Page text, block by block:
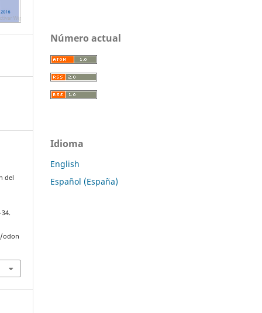
del
odon
Número actual
Idioma
English
Español (España)